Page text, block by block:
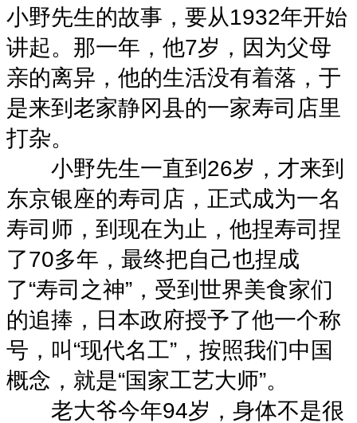
小野先生的故事，要从1932年开始
讲起。那一年，他7岁，因为父母
亲的离异，他的生活没有着落，于
是来到老家静冈县的一家寿司店里
打杂。
小野先生一直到26岁，才来到
东京银座的寿司店，正式成为一名
寿司师，到现在为止，他捏寿司捏
了70多年，最终把自己也捏成
了“寿司之神”，受到世界美食家们
的追捧，日本政府授予了他一个称
号，叫“现代名工”，按照我们中国
概念，就是“国家工艺大师”。
老大爷今年94岁，身体不是很